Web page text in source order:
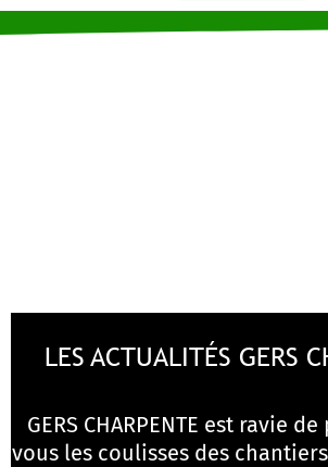
LES ACTUALITÉS GERS
GERS CHARPENTE est ravie
vous les coulisses des